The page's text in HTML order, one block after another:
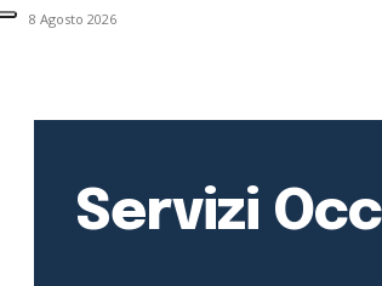
8 Agosto 2026
Servizi